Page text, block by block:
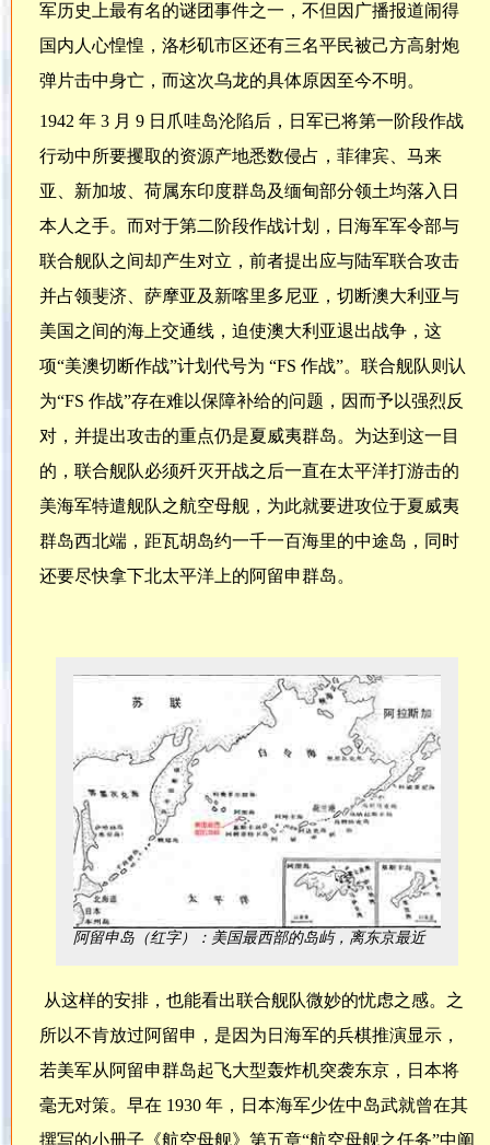
军历史上最有名的谜团事件之一，不但因广播报道闹得
国内人心惶惶，洛杉矶市区还有三名平民被己方高射炮
弹片击中身亡，而这次乌龙的具体原因至今不明。
1942 年 3 月 9 日爪哇岛沦陷后，日军已将第一阶段作战
行动中所要攫取的资源产地悉数侵占，菲律宾、马来
亚、新加坡、荷属东印度群岛及缅甸部分领土均落入日
本人之手。而对于第二阶段作战计划，日海军军令部与
联合舰队之间却产生对立，前者提出应与陆军联合攻击
并占领斐济、萨摩亚及新喀里多尼亚，切断澳大利亚与
美国之间的海上交通线，迫使澳大利亚退出战争，这
项“美澳切断作战”计划代号为 “FS 作战”。联合舰队则认
为“FS 作战”存在难以保障补给的问题，因而予以强烈反
对，并提出攻击的重点仍是夏威夷群岛。为达到这一目
的，联合舰队必须歼灭开战之后一直在太平洋打游击的
美海军特遣舰队之航空母舰，为此就要进攻位于夏威夷
群岛西北端，距瓦胡岛约一千一百海里的中途岛，同时
还要尽快拿下北太平洋上的阿留申群岛。
阿留申岛（红字）：美国最西部的岛屿，离东京最近
从这样的安排，也能看出联合舰队微妙的忧虑之感。之
所以不肯放过阿留申，是因为日海军的兵棋推演显示，
若美军从阿留申群岛起飞大型轰炸机突袭东京，日本将
毫无对策。早在 1930 年，日本海军少佐中岛武就曾在其
撰写的小册子《航空母舰》第五章“航空母舰之任务”中阐